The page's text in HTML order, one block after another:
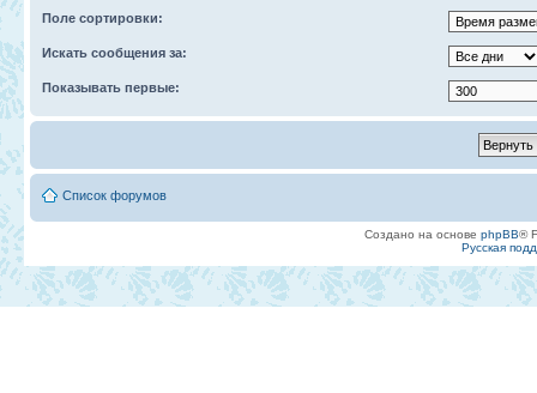
Поле сортировки:
Искать сообщения за:
Показывать первые:
Список форумов
Создано на основе phpBB®
Русская